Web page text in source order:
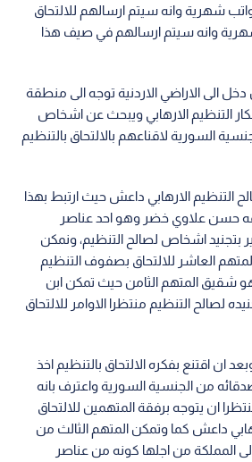
شهرية وانه سيتم ارسالهم للالتحاق
وانه سيتم ارسالهم في صيف هذا
دخل الى الاراضي الاردنية توجه الى منطقة
التنظيم الارهابي ويبحث عن اشخاص
السورية لاقناعهم بالالتحاق بالتنظيم
التنظيم الارهابي داعش حيث ارتبط بهذا
حسن علاوي خضر وهو احد عناصر
بتجنيد اشخاص لصالح التنظيم، ونمكن
العاشر للالتحاق بصفوف التنظيم
شقيق المتهم الثامن حيث تمكن ابن
لصالح التنظيم منتظرا الاوامر للالتحاق
ان اقتنع بفكره الالتحاق بالتنظيم اخذ
من الجنسية السورية واعترف بانه
ان يتوجه برفقة المتهمين للالتحاق
داعش كما وتمكن المتهم الثالث من
المملكة من اجلها كونه من عناصر